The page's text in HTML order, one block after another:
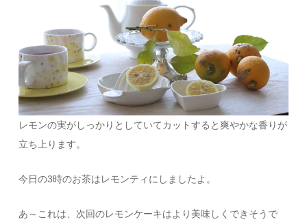
レモンの実がしっかりとしていてカットすると爽やかな香りが
立ち上ります。
今日の3時のお茶はレモンティにしましたよ。
あ～これは、次回のレモンケーキはより美味しくできそうで